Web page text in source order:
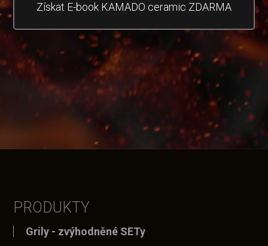
Získat E-book KAMADO ceramic ZDARMA
PRODUKTY
Grily - zvýhodněné SETy